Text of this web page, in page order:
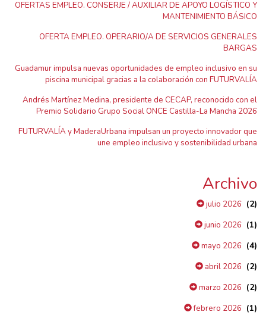
OFERTAS EMPLEO. CONSERJE / AUXILIAR DE APOYO LOGÍSTICO Y
MANTENIMIENTO BÁSICO
OFERTA EMPLEO. OPERARIO/A DE SERVICIOS GENERALES
BARGAS
Guadamur impulsa nuevas oportunidades de empleo inclusivo en su
piscina municipal gracias a la colaboración con FUTURVALÍA
Andrés Martínez Medina, presidente de CECAP, reconocido con el
Premio Solidario Grupo Social ONCE Castilla-La Mancha 2026
FUTURVALÍA y MaderaUrbana impulsan un proyecto innovador que
une empleo inclusivo y sostenibilidad urbana
Archivo
julio 2026 (2)
junio 2026 (1)
mayo 2026 (4)
abril 2026 (2)
marzo 2026 (2)
febrero 2026 (1)